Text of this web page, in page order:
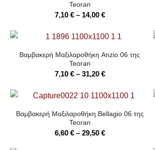
Teoran
7,10 € – 14,00 €Price
7,10 €
Βαμβακερή Μαξιλαροθήκη Anzio 06 της
Teoran
7,10 € – 31,20 €Price
7,10 €
31,20 €
Βαμβακερή Μαξιλαροθήκη Bellagio 06 της
Teoran
6,60 € – 29,50 €Price